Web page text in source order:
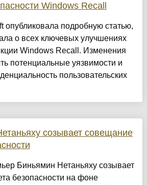
Windows Recall
опубликовала подробную статью,
о всех ключевых улучшениях
Windows Recall. Изменения
потенциальные уязвимости и
пользовательских
созывает совещание
Биньямин Нетаньяху созывает
безопасности на фоне